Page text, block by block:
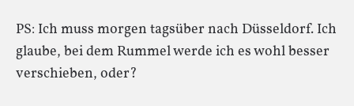
PS: Ich muss morgen tagsüber nach Düsseldorf. Ich
glaube, bei dem Rummel werde ich es wohl besser
verschieben, oder?